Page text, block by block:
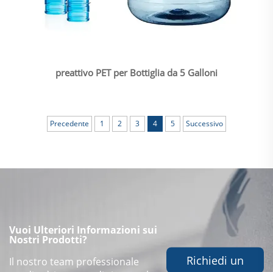
preattivo PET per Bottiglia da 5 Galloni
Precedente 1 2 3 4 5 Successivo
Vuoi Ulteriori Informazioni sui
Nostri Prodotti?
Il nostro team professionale
Richiedi un